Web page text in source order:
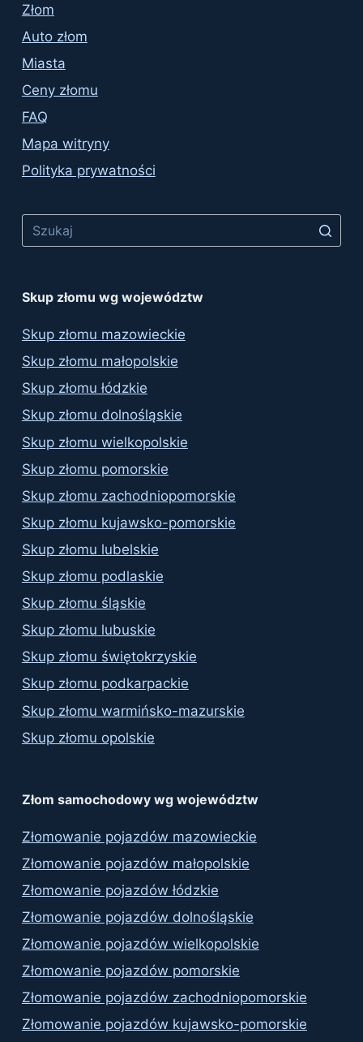
Złom
Auto złom
Miasta
Ceny złomu
FAQ
Mapa witryny
Polityka prywatności
Skup złomu wg województw
Skup złomu mazowieckie
Skup złomu małopolskie
Skup złomu łódzkie
Skup złomu dolnośląskie
Skup złomu wielkopolskie
Skup złomu pomorskie
Skup złomu zachodniopomorskie
Skup złomu kujawsko-pomorskie
Skup złomu lubelskie
Skup złomu podlaskie
Skup złomu śląskie
Skup złomu lubuskie
Skup złomu świętokrzyskie
Skup złomu podkarpackie
Skup złomu warmińsko-mazurskie
Skup złomu opolskie
Złom samochodowy wg województw
Złomowanie pojazdów mazowieckie
Złomowanie pojazdów małopolskie
Złomowanie pojazdów łódzkie
Złomowanie pojazdów dolnośląskie
Złomowanie pojazdów wielkopolskie
Złomowanie pojazdów pomorskie
Złomowanie pojazdów zachodniopomorskie
Złomowanie pojazdów kujawsko-pomorskie